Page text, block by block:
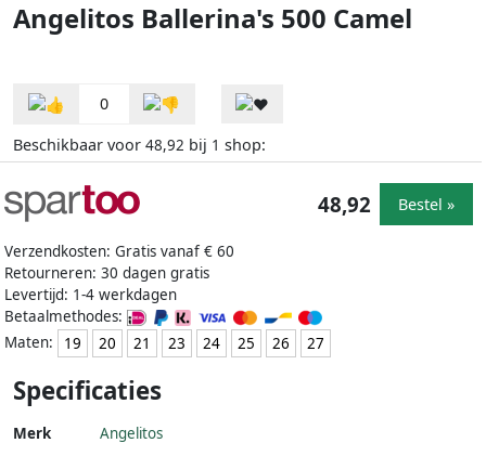
Angelitos Ballerina's 500 Camel
0
Beschikbaar voor 48,92 bij 1 shop:
Verzendkosten: Gratis vanaf € 60
Retourneren: 30 dagen gratis
Levertijd: 1-4 werkdagen
Betaalmethodes:
Maten:
19 20 21 23 24 25 26 27
48,92 Bestel »
Specificaties
Merk Angelitos